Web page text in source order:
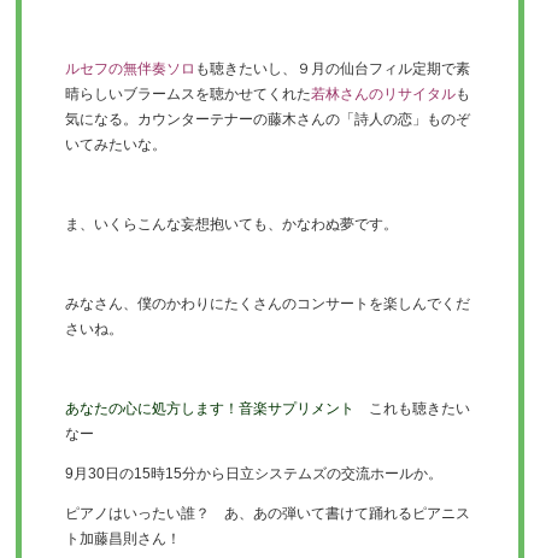
ルセフの無伴奏ソロ も聴きたいし、９月の仙台フィル定期で素
晴らしいブラームスを聴かせてくれた若林さんのリサイタルも
気になる。カウンターテナーの藤木さんの「詩人の恋」ものぞ
いてみたいな。
ま、いくらこんな妄想抱いても、かなわぬ夢です。
みなさん、僕のかわりにたくさんのコンサートを楽しんでくだ
さいね。
あなたの心に処方します！音楽サプリメント
これも聴きたい
なー
9月30日の15時15分から日立システムズの交流ホールか。
ピアノはいったい誰？ あ、あの弾いて書けて踊れるピアニス
ト加藤昌則さん！